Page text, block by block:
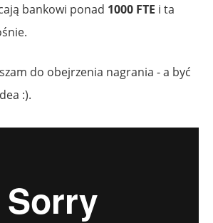
bankowi ponad 1000 FTE i ta
do obejrzenia nagrania - a być
:).